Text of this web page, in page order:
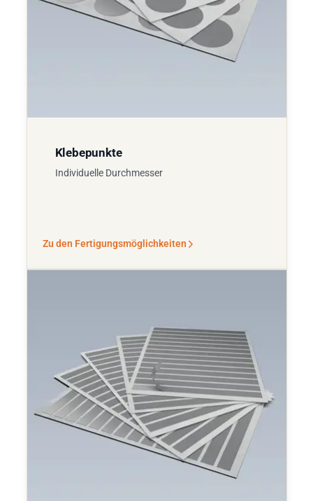
Klebepunkte
Individuelle Durchmesser
Zu den Fertigungsmöglichkeiten